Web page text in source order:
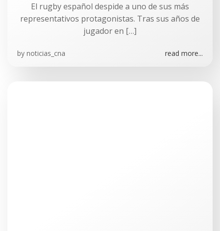
El rugby español despide a uno de sus más
representativos protagonistas. Tras sus años de
jugador en […]
by noticias_cna read more...